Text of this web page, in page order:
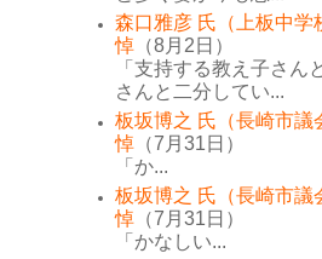
森口雅彦 氏（上板中学
悼 （8月2日）
「支持する教え子さん
さんと二分してい...
板坂博之 氏（長崎市議
悼 （7月31日）
「か...
板坂博之 氏（長崎市議
悼 （7月31日）
「かなしい...